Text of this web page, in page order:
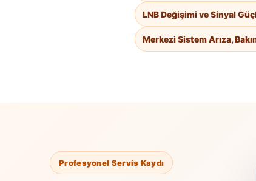
LNB Değişimi ve Sinyal
Merkezi Sistem Arıza,
Profesyonel Servis Kaydı